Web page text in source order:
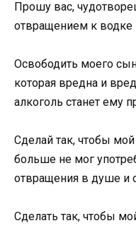
Прошу вас,
отвращением к водке
Освободить моего
которая вредна и
алкоголь станет ему
Сделай так, чтобы
больше не мог
отвращения в душе и
Сделать так, чтобы